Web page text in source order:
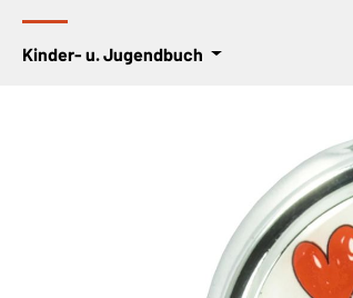
Kinder- u. Jugendbuch